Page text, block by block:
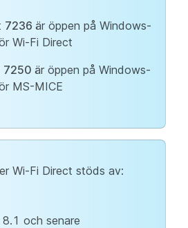
7236 är öppen på Windows-
Wi-Fi Direct
7250 är öppen på Windows-
MS-MICE
Wi-Fi Direct stöds av:
och senare